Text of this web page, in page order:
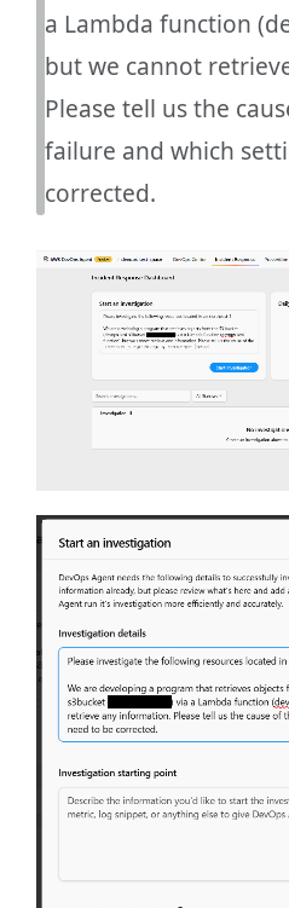
a Lambda function
but we cannot
Please tell us the
failure and which
corrected.